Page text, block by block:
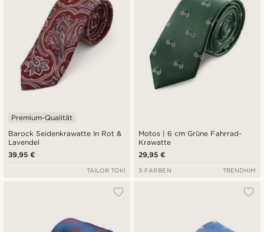
Barock Seidenkrawatte In Rot &
Lavendel
Premium-Qualität
39,95 €
TAILOR TOKI
Motos | 6 cm Grüne Fahrrad-
Krawatte
29,95 €
3 FARBEN TRENDHIM